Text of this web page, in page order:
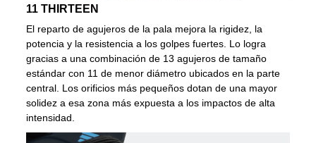
11 THIRTEEN
El reparto de agujeros de la pala mejora la rigidez, la
potencia y la resistencia a los golpes fuertes. Lo logra
gracias a una combinación de 13 agujeros de tamaño
estándar con 11 de menor diámetro ubicados en la parte
central. Los orificios más pequeños dotan de una mayor
solidez a esa zona más expuesta a los impactos de alta
intensidad.